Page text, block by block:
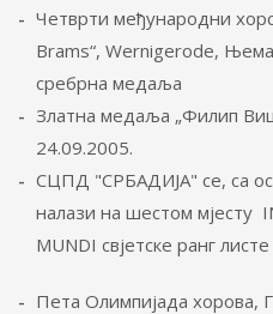
Четврти међународни
Brams“, Wernigerode,
сребрна медаља
Златна медаља „Филип
24.09.2005.
СЦПД "СРБАДИЈА" се, са
налази на шестом мјесту
MUNDI свјетске ранг
Пета Олимпијада хорова,